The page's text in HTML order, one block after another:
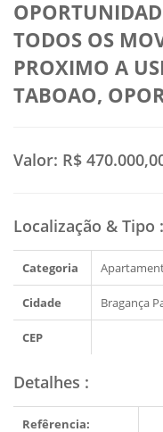
TODOS OS
PROXIMO A
TABOAO,
Valor: R$
Localização & Tipo :
Categoria
Cidade Bragança
CEP
Detalhes :
Refêrencia: